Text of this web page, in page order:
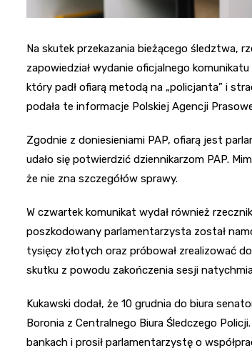
Na skutek przekazania bieżącego śledztwa,
zapowiedział wydanie oficjalnego
który padł ofiarą metodą na „policjanta” i
podała te informacje Polskiej Agencji
Zgodnie z doniesieniami PAP, ofiarą jest
udało się potwierdzić dziennikarzom PAP.
że nie zna szczegółów sprawy.
W czwartek komunikat wydał również
poszkodowany parlamentarzysta został
tysięcy złotych oraz próbował zrealizować
skutku z powodu zakończenia sesji
Kukawski dodał, że 10 grudnia do biura
Boronia z Centralnego Biura Śledczego
bankach i prosił parlamentarzystę o